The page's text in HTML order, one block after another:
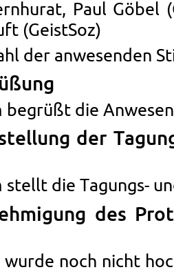
Paul Göbel
(Geist­Soz)
der an­we­sen­den
be­grüßt die
der
stellt die Ta­gungs-
des
wurde noch nicht